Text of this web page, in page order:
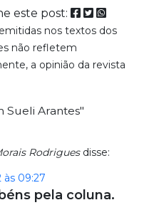
este post:
nos textos dos
não refletem
a opinião da revista
Sueli Arantes"
Rodrigues disse:
às 09:27
pela coluna.